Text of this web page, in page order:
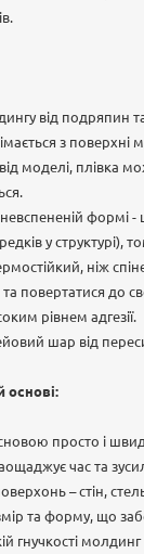
від подряпин
з поверхні
моделі, плівка
формі
у структурі),
ніж
повертатися до
рівнем адгезії.
шар від
основі:
просто і
час та
– стін,
та форму, що
гнучкості